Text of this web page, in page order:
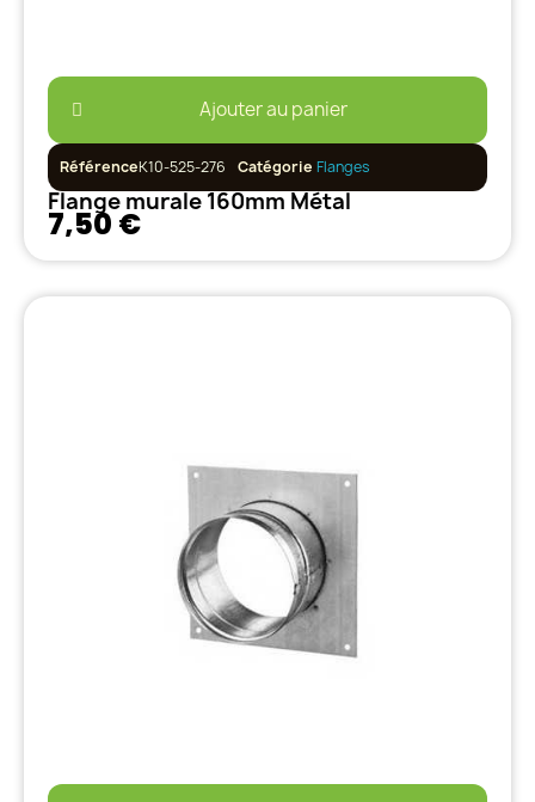
Ajouter au panier
RéférenceK10-525-276 Catégorie Flanges
Flange murale 160mm Métal
7,50 €